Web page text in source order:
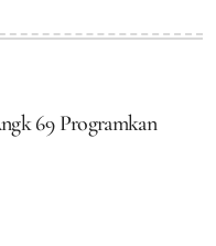
69 Programkan